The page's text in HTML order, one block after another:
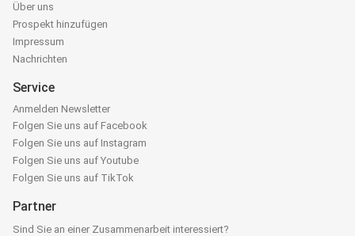
Über uns
Prospekt hinzufügen
Impressum
Nachrichten
Service
Anmelden Newsletter
Folgen Sie uns auf Facebook
Folgen Sie uns auf Instagram
Folgen Sie uns auf Youtube
Folgen Sie uns auf TikTok
Partner
Sind Sie an einer Zusammenarbeit interessiert?